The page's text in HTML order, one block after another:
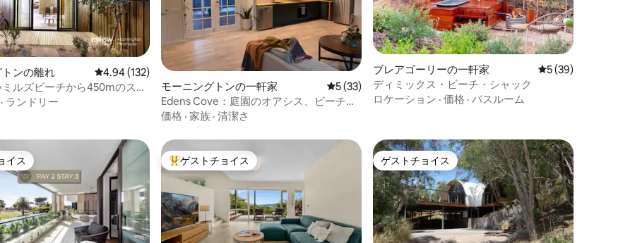
つ星の平均評価
ンの離れ レビュー132件、5つ星中4.94つ星の平均評価
4.94 (132)
ルズビーチから450mのスタ
アパート
· ランドリー
モーニングトンの一軒家 レビュー33件、5つ星中5つ星の平均評価
5 (33)
Edens Cove：庭園のオアシス、ビーチと
メインストリートの近く
価格 · 家族 · 清潔さ
ブレアゴーリーの一軒家 レビュー39件、5
5 (39)
ディミックス・ビーチ・シャック
ロケーション · 価格 · バスルーム
イス
イス 大好評のゲストチョイスです。
ゲストチョイス ゲストチョイス
ゲストチョイス